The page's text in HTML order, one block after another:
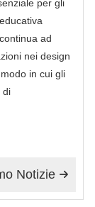
per gli
ad
nei design
in cui gli
di

Notizie